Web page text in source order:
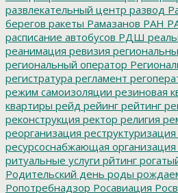
развлекательный центр развод
берегов ракеты Рамазанов РАН
расписание автобусов РДШ
реанимация ревизия
региональный оператор
регистратура регламент
режим самоизоляции резиновая
квартиры рейд рейинг рейтинг
реконструкция ректор религия
реорганизация реструктуризация
ресурсоснабжающая организация
ритуальные услуги рйтинг
Родительский день роды
Ропотребнадзор Росавиация